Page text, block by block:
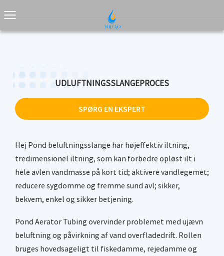
UDLUFTNINGSSLANGEPROCES
SPØRG EN EKSPERT
Hej Pond beluftningsslange har højeffektiv iltning,
tredimensionel iltning, som kan forbedre opløst ilt i
hele avlen vandmasse på kort tid; aktivere vandlegemet;
reducere sygdomme og fremme sund avl; sikker,
bekvem, enkel og sikker betjening.
Pond Aerator Tubing overvinder problemet med ujævn
beluftning og påvirkning af vand overfladedrift. Rollen
bruges hovedsageligt til fiskedamme, rejedamme og